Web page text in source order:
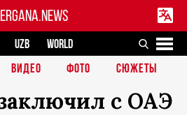
UZB
WORLD
ВИДЕО ФОТО СЮЖЕТЫ
с ОАЭ